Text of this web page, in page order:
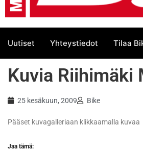
Uutiset Yhteystiedot Tilaa
Kuvia Riihimäki
25 kesäkuun, 2009 Bike
Pääset kuvagalleriaan klikkaamalla kuvaa
Jaa tämä: